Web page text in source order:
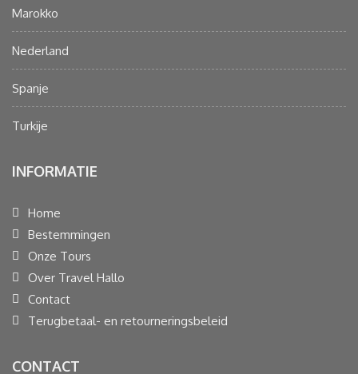
Marokko
Nederland
Spanje
Turkije
INFORMATIE
Home
Bestemmingen
Onze Tours
Over Travel Hallo
Contact
Terugbetaal- en retourneringsbeleid
CONTACT